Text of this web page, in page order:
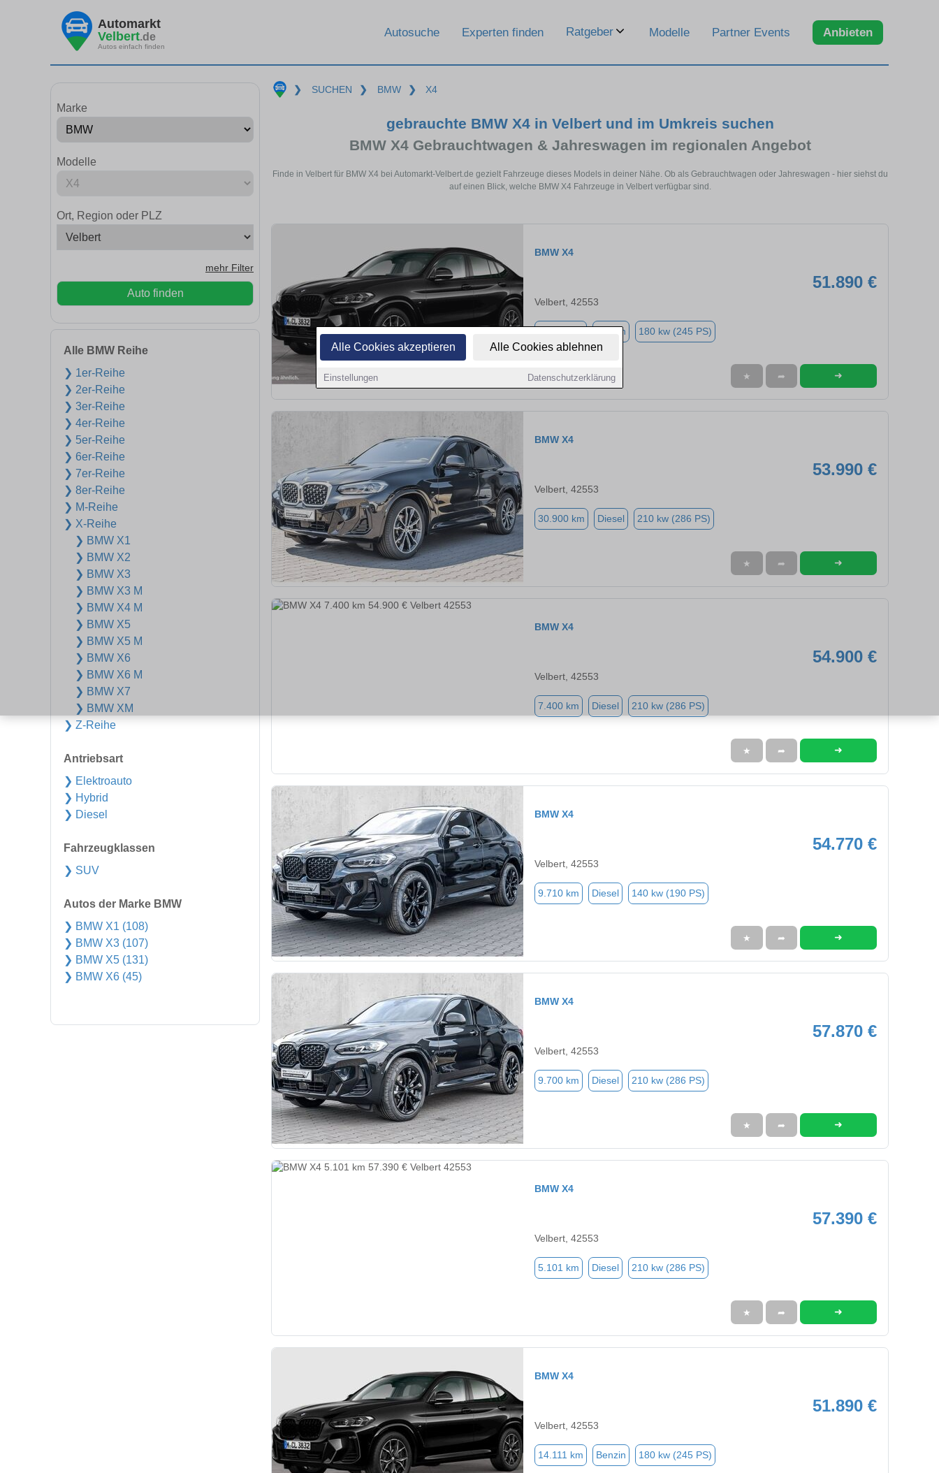
Alle Cookies akzeptieren Alle Cookies ablehnen
Einstellungen Datenschutzerklärung
Automarkt
Velbert.de
Autos einfach finden
Autosuche Experten finden Ratgeber Modelle Partner Events Anbieten
Marke
Modelle
Ort, Region oder PLZ
mehr Filter
Auto finden
Alle BMW Reihe
❯ 1er-Reihe
❯ 2er-Reihe
❯ 3er-Reihe
❯ 4er-Reihe
❯ 5er-Reihe
❯ 6er-Reihe
❯ 7er-Reihe
❯ 8er-Reihe
❯ M-Reihe
❯ X-Reihe
❯ BMW X1
❯ BMW X2
❯ BMW X3
❯ BMW X3 M
❯ BMW X4 M
❯ BMW X5
❯ BMW X5 M
❯ BMW X6
❯ BMW X6 M
❯ BMW X7
❯ BMW XM
❯ Z-Reihe
Antriebsart
❯ Elektroauto
❯ Hybrid
❯ Diesel
Fahrzeugklassen
❯ SUV
Autos der Marke BMW
❯ BMW X1 (108)
❯ BMW X3 (107)
❯ BMW X5 (131)
❯ BMW X6 (45)
❯ SUCHEN ❯ BMW ❯ X4
gebrauchte BMW X4 in Velbert und im Umkreis suchen
BMW X4 Gebrauchtwagen & Jahreswagen im regionalen Angebot
Finde in Velbert für BMW X4 bei Automarkt-Velbert.de gezielt Fahrzeuge dieses Models in deiner Nähe. Ob als Gebrauchtwagen oder Jahreswagen - hier siehst du
auf einen Blick, welche BMW X4 Fahrzeuge in Velbert verfügbar sind.
BMW X4
51.890 €
Velbert, 42553
Benzin 180 kw (245 PS)
★ ➦ ➜
BMW X4
53.990 €
Velbert, 42553
30.900 km Diesel 210 kw (286 PS)
★ ➦ ➜
BMW X4
54.900 €
Velbert, 42553
7.400 km Diesel 210 kw (286 PS)
★ ➦ ➜
BMW X4
54.770 €
Velbert, 42553
9.710 km Diesel 140 kw (190 PS)
★ ➦ ➜
BMW X4
57.870 €
Velbert, 42553
9.700 km Diesel 210 kw (286 PS)
★ ➦ ➜
BMW X4
57.390 €
Velbert, 42553
5.101 km Diesel 210 kw (286 PS)
★ ➦ ➜
BMW X4
51.890 €
Velbert, 42553
14.111 km Benzin 180 kw (245 PS)